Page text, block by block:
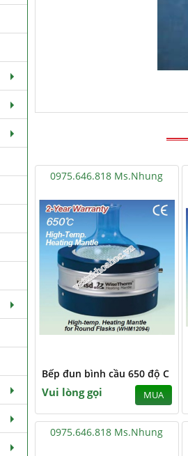
0975.646.818 Ms.Nhung
Bếp đun bình cầu 650 độ C
Vui lòng gọi MUA
0975.646.818 Ms.Nhung